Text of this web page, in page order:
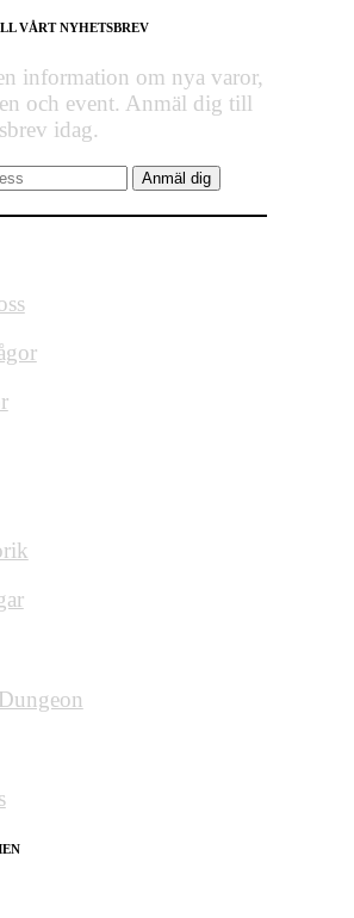
VÅRT NYHETSBREV
information om nya varor,
och event. Anmäl dig till
idag.